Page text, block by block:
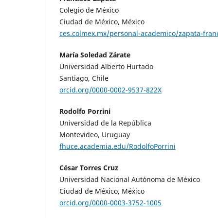
Colegio de México
Ciudad de México, México
ces.colmex.mx/personal-academico/zapata-
María Soledad Zárate
Universidad Alberto Hurtado
Santiago, Chile
orcid.org/0000-0002-9537-822X
Rodolfo Porrini
Universidad de la República
Montevideo, Uruguay
fhuce.academia.edu/RodolfoPorrini
César Torres Cruz
Universidad Nacional Autónoma de México
Ciudad de México, México
orcid.org/0000-0003-3752-1005